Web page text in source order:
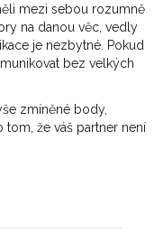
mezi sebou rozumně
na danou věc, vedly
je nezbytné. Pokud
bez velkých
zmíněné body,
tom, že váš partner není